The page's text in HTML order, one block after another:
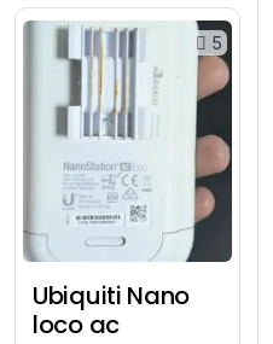
5
Ubiquiti Nano
loco ac